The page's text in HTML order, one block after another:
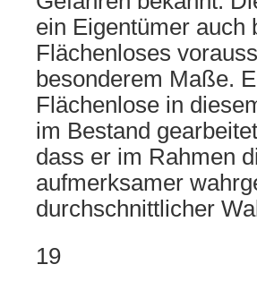
ein Eigentümer auch
Flächenloses
besonderem Maße.
Flächenlose in
im Bestand
dass er im Rahmen
aufmerksamer
durchschnittlicher
19